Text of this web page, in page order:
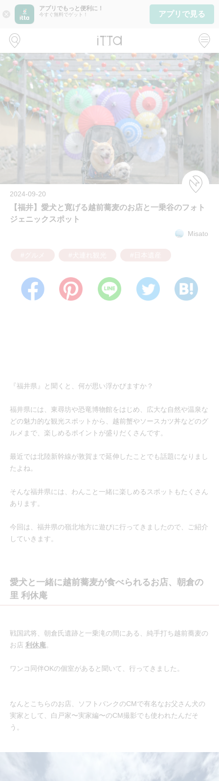
close
アプリでもっと便利に！
今すぐ無料でゲット！ アプリで見る
2024-09-20
【福井】愛犬と寛げる越前蕎麦のお店と一乗谷のフォト
ジェニックスポット
Misato
『福井県』と聞くと、何が思い浮かびますか？
福井県には、東尋坊や恐竜博物館をはじめ、広大な自然や温泉な
どの魅力的な観光スポットから、越前蟹やソースカツ丼などのグ
ルメまで、楽しめるポイントが盛りだくさんです。
最近では北陸新幹線が敦賀まで延伸したことでも話題になりまし
たよね。
そんな福井県には、わんこと一緒に楽しめるスポットもたくさん
あります。
今回は、福井県の嶺北地方に遊びに行ってきましたので、ご紹介
していきます。
愛犬と一緒に越前蕎麦が食べられるお店、朝倉の
里 利休庵
戦国武将、朝倉氏遺跡と一乗滝の間にある、純手打ち越前蕎麦の
お店 利休庵。
ワンコ同伴OKの個室があると聞いて、行ってきました。
なんとこちらのお店、ソフトバンクのCMで有名なお父さん犬の
実家として、白戸家〜実家編〜のCM撮影でも使われたんだそ
う。